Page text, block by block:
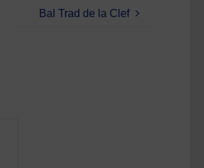
Bal Trad de la Clef